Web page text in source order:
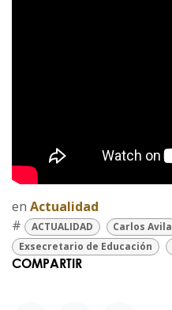
en Actualidad
#
ACTUALIDAD Carlos Avila
Exsecretario de Educación
COMPARTIR